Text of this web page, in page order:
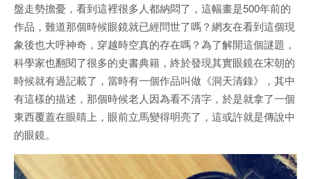
盤走勢擔憂，看到這裡很多人都納悶了，這幅畫是500年前的
作品，難道那個時候眼鏡就已經問世了嗎？網友在看到這個現
象後也大呼神奇，穿越時空真的存在嗎？為了解開這個謎題，
科學家也翻閱了很多的史書典籍，終於發現其實眼鏡在宋朝的
時候就有過記載了，當時有一個作品叫做《洞天清錄》，其中
有這樣的描述，那個時候老人因為看不清字，於是就拿了一個
東西覆蓋在眼睛上，眼前立馬變得明亮了，這或許就是傳說中
的眼鏡。